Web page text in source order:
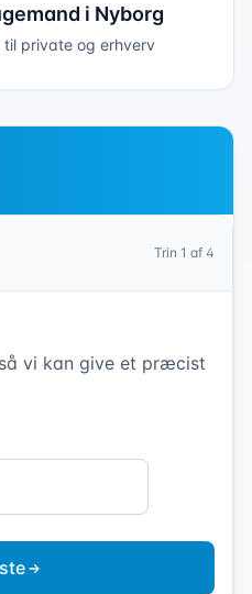
i Nyborg
private og erhverv
Trin 1 af 4
vi kan give et præcist